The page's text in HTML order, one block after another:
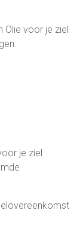
voor je ziel
je ziel